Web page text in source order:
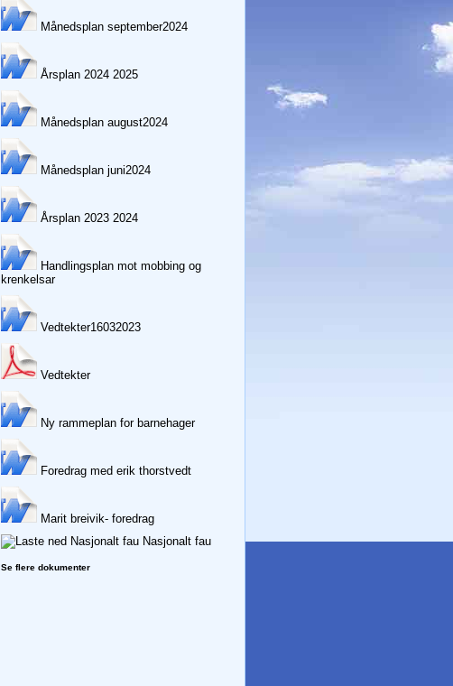
Månedsplan september2024
Årsplan 2024 2025
Månedsplan august2024
Månedsplan juni2024
Årsplan 2023 2024
Handlingsplan mot mobbing og
krenkelsar
Vedtekter16032023
Vedtekter
Ny rammeplan for barnehager
Foredrag med erik thorstvedt
Marit breivik- foredrag
Nasjonalt fau
Se flere dokumenter